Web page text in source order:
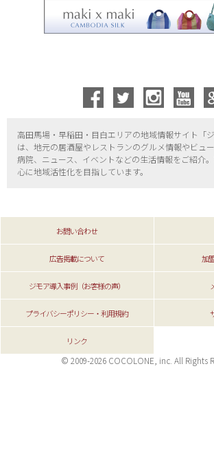
高田馬場・早稲田・目白エリアの地域情報サイト「
は、地元の居酒屋やレストランのグルメ情報やビュー
病院、ニュース、イベントなどの生活情報をご紹介。
心に地域活性化を目指しています。
お問い合わせ
広告掲載について 加
ジモア導入事例（お客様の声）
プライバシーポリシー・利用規約
リンク
© 2009-2026 COCOLONE, inc. All Rights